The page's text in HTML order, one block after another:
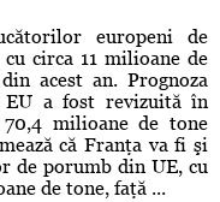
europeni de
circa 11 milioane de
acest an. Prognoza
a fost revizuită în
milioane de tone
că Franţa va fi şi
de porumb din UE, cu
de tone, faţă ...